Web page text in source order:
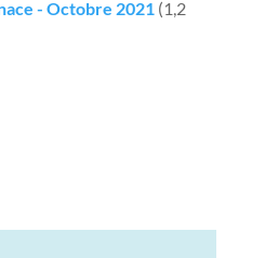
- Octobre 2021 (1,2